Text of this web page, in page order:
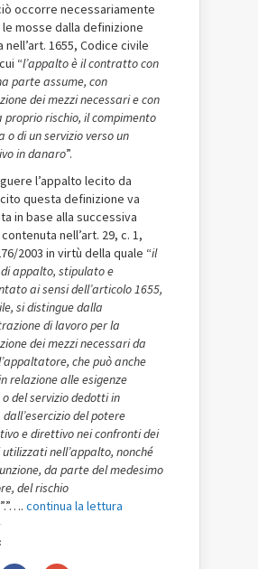
occorre necessariamente
mosse dalla definizione
1655, Codice civile
“l’appalto è il contratto con
parte assume, con
dei mezzi necessari e con
proprio rischio, il compimento
o di un servizio verso un
in danaro”.
l’appalto lecito da
questa definizione va
in base alla successiva
nell’art. 29, c. 1,
2003 in virtù della quale “il
appalto, stipulato e
ai sensi dell’articolo 1655,
si distingue dalla
di lavoro per la
dei mezzi necessari da
che può anche
relazione alle esigenze
o del servizio dedotti in
del potere
e direttivo nei confronti dei
nell’appalto, nonché
da parte del medesimo
del rischio
”.”…. continua la lettura